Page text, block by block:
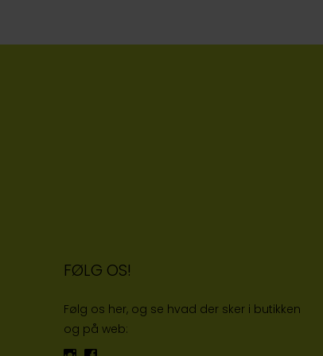
FØLG OS!
Følg os her, og se hvad der sker i butikken
og på web: